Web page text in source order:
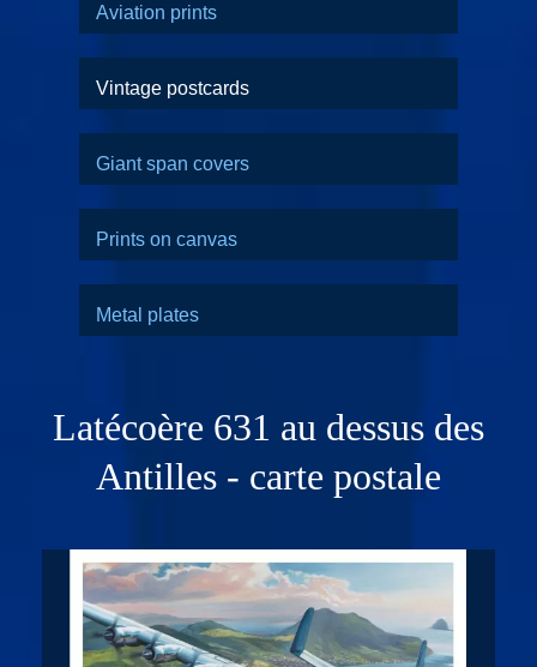
Aviation prints
Vintage postcards
Giant span covers
Prints on canvas
Metal plates
Latécoère 631 au dessus des
Antilles - carte postale